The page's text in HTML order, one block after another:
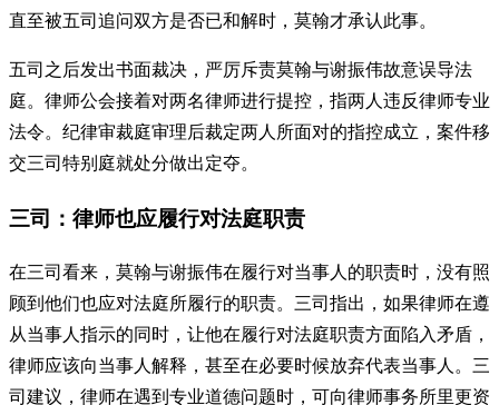
直至被五司追问双方是否已和解时，莫翰才承认此事。
五司之后发出书面裁决，严厉斥责莫翰与谢振伟故意误导法
庭。律师公会接着对两名律师进行提控，指两人违反律师专业
法令。纪律审裁庭审理后裁定两人所面对的指控成立，案件移
交三司特别庭就处分做出定夺。
三司：律师也应履行对法庭职责
在三司看来，莫翰与谢振伟在履行对当事人的职责时，没有照
顾到他们也应对法庭所履行的职责。三司指出，如果律师在遵
从当事人指示的同时，让他在履行对法庭职责方面陷入矛盾，
律师应该向当事人解释，甚至在必要时候放弃代表当事人。三
司建议，律师在遇到专业道德问题时，可向律师事务所里更资